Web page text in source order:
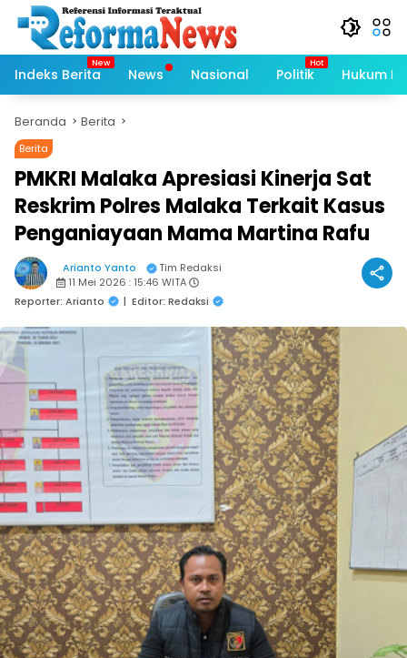
Langsung
konten
Indeks Berita
News Nasional Politik Hukum
Beranda Berita
Berita
PMKRI Malaka Apresiasi Kinerja Sat
Reskrim Polres Malaka Terkait Kasus
Penganiayaan Mama Martina Rafu
Arianto Yanto
Tim Redaksi
11 Mei 2026 : 15:46 WITA
Reporter: Arianto
| Editor: Redaksi